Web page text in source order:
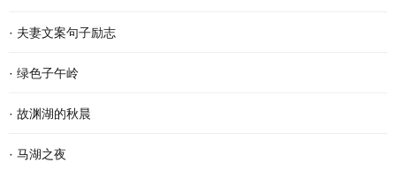
· 夫妻文案句子励志
· 绿色子午岭
· 故渊湖的秋晨
· 马湖之夜